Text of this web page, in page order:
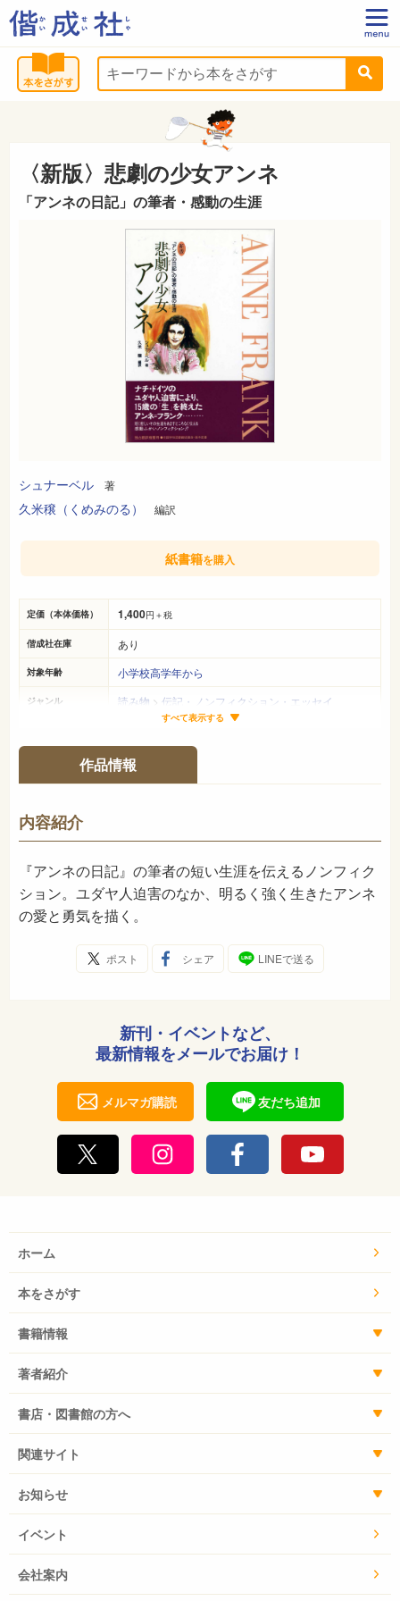
〈新版〉悲劇の少女アンネ
「アンネの日記」の筆者・感動の生涯
シュナーベル 著
久米穣（くめみのる） 編訳
定価（本体価格） 1,400円＋税
偕成社在庫 あり
対象年齢 小学校高学年から
ジャンル 読み物 > 伝記・ノンフィクション・エッセイ
274ページ
ISBN 978-4-03-711330-8
NDC
発売日 1968年12月
すべて表示する
紙書籍を購入
作品情報
内容紹介
『アンネの日記』の筆者の短い生涯を伝えるノンフィク
ション。ユダヤ人迫害のなか、明るく強く生きたアンネ
の愛と勇気を描く。
ポスト シェア LINEで送る
新刊・イベントなど、
最新情報をメールでお届け！
メルマガ購読 友だち追加
ホーム
本をさがす
書籍情報
著者紹介
書店・図書館の方へ
関連サイト
お知らせ
イベント
会社案内